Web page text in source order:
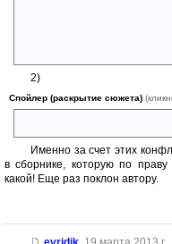
2)
Спойлер (раскрытие сюжета)
Именно за счет этих
в сборнике, которую по
какой! Еще раз поклон автору.